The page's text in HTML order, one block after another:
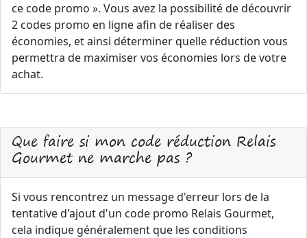
ce code promo ». Vous avez la possibilité de découvrir
2 codes promo en ligne afin de réaliser des
économies, et ainsi déterminer quelle réduction vous
permettra de maximiser vos économies lors de votre
achat.
Que faire si mon code réduction Relais
Gourmet ne marche pas ?
Si vous rencontrez un message d'erreur lors de la
tentative d'ajout d'un code promo Relais Gourmet,
cela indique généralement que les conditions